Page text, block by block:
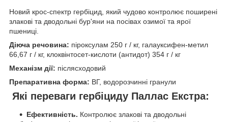
Новий крос-спектр гербіцид, який чудово контролює поширені
злакові та дводольні бур'яни на посівах озимої та ярої
пшениці.
Діюча речовина: піроксулам 250 г / кг, галауксифен-метил
66,67 г / кг, клоквінтосет-кислоти (антидот) 354 г / кг
Механізм дії: післясходовий
Препаративна форма: ВГ, водорозчинні гранули
Які переваги гербіциду Паллас Екстра:
Ефективність. Контролює злакові та дводольні